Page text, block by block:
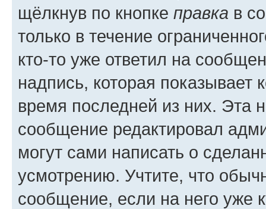
щёлкнув по кнопке правка в
только в течение
кто-то уже ответил на
надпись, которая показывает
время последней из них. Эта
сообщение редактировал
могут сами написать о
усмотрению. Учтите, что
сообщение, если на него уже